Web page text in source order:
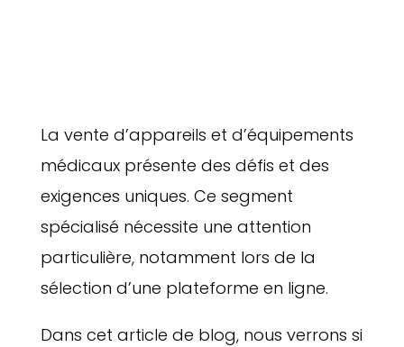
La vente d’appareils et d’équipements
médicaux présente des défis et des
exigences uniques. Ce segment
spécialisé nécessite une attention
particulière, notamment lors de la
sélection d’une plateforme en ligne.
Dans cet article de blog, nous verrons si